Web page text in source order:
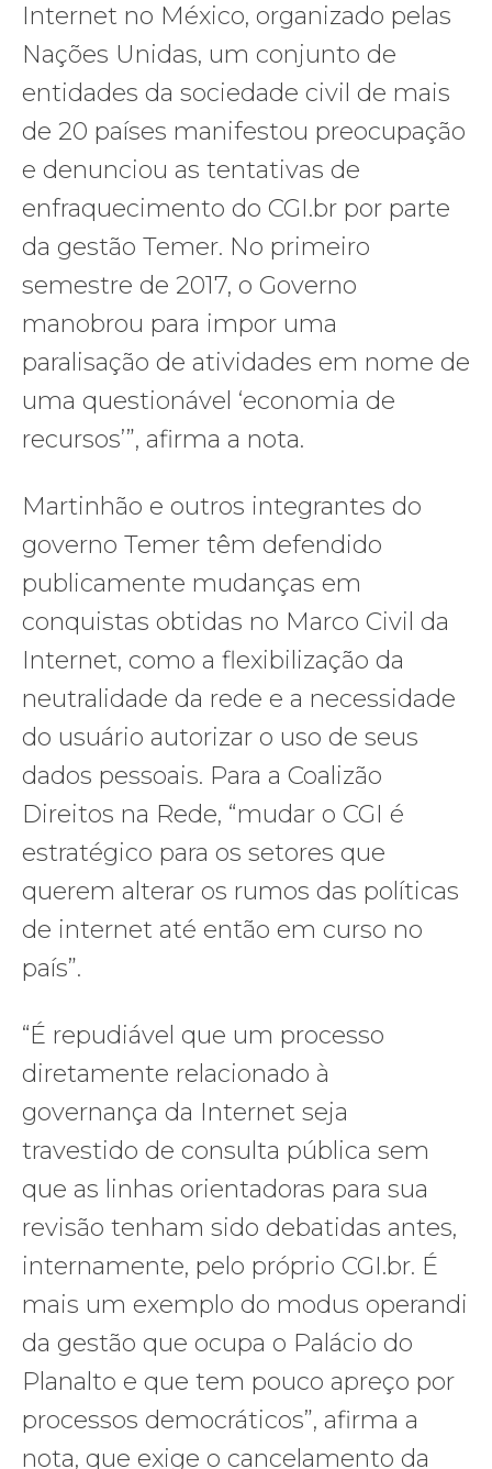
Internet no México, organizado pelas
Nações Unidas, um conjunto de
entidades da sociedade civil de mais
de 20 países manifestou preocupação
e denunciou as tentativas de
enfraquecimento do CGI.br por parte
da gestão Temer. No primeiro
semestre de 2017, o Governo
manobrou para impor uma
paralisação de atividades em nome de
uma questionável ‘economia de
recursos’”, afirma a nota.
Martinhão e outros integrantes do
governo Temer têm defendido
publicamente mudanças em
conquistas obtidas no Marco Civil da
Internet, como a flexibilização da
neutralidade da rede e a necessidade
do usuário autorizar o uso de seus
dados pessoais. Para a Coalizão
Direitos na Rede, “mudar o CGI é
estratégico para os setores que
querem alterar os rumos das políticas
de internet até então em curso no
país”.
“É repudiável que um processo
diretamente relacionado à
governança da Internet seja
travestido de consulta pública sem
que as linhas orientadoras para sua
revisão tenham sido debatidas antes,
internamente, pelo próprio CGI.br. É
mais um exemplo do modus operandi
da gestão que ocupa o Palácio do
Planalto e que tem pouco apreço por
processos democráticos”, afirma a
nota, que exige o cancelamento da